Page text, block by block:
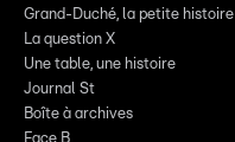
Grand-Duché, la petite histoire
La question X
Une table, une histoire
Journal St
Boîte à archives
Face B